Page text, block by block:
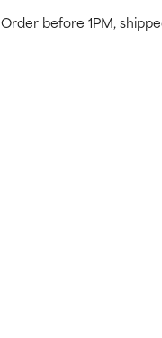
Order before 1PM,